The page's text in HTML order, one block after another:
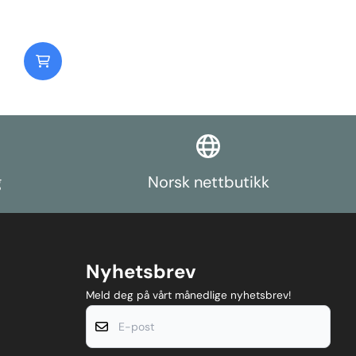
Norsk nettbutikk
Nyhetsbrev
Meld deg på vårt månedlige nyhetsbrev!
E-post